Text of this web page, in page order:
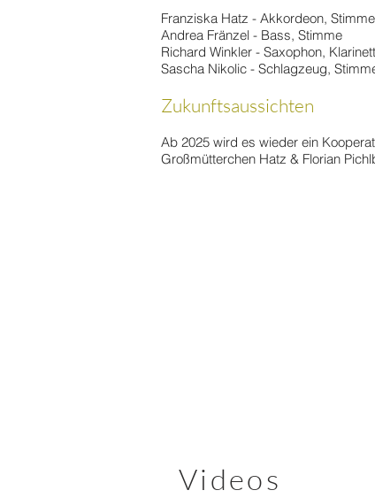
Franziska Hatz - Akkordeon, Stimme
Andrea Fränzel - Bass, Stimme
Richard Winkler - Saxophon,
Sascha Nikolic - Schlagzeug,
Zukunftsaussichten
Ab 2025 wird es wieder ein
Großmütterchen Hatz & Florian
Videos